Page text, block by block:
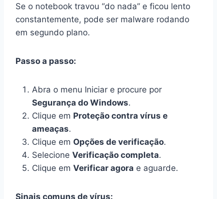
Se o notebook travou “do nada” e ficou lento
constantemente, pode ser malware rodando
em segundo plano.
Passo a passo:
Abra o menu Iniciar e procure por
Segurança do Windows.
Clique em Proteção contra vírus e
ameaças.
Clique em Opções de verificação.
Selecione Verificação completa.
Clique em Verificar agora e aguarde.
Sinais comuns de vírus: